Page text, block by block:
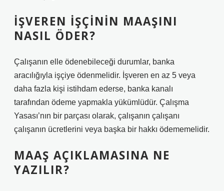
İŞVEREN IŞÇININ MAAŞINI
NASIL ÖDER?
Çalışanın elle ödenebileceği durumlar, banka
aracılığıyla işçiye ödenmelidir. İşveren en az 5 veya
daha fazla kişi istihdam ederse, banka kanalı
tarafından ödeme yapmakla yükümlüdür. Çalışma
Yasası’nın bir parçası olarak, çalışanın çalışanı
çalışanın ücretlerini veya başka bir hakkı ödememelidir.
MAAŞ AÇIKLAMASINA NE
YAZILIR?